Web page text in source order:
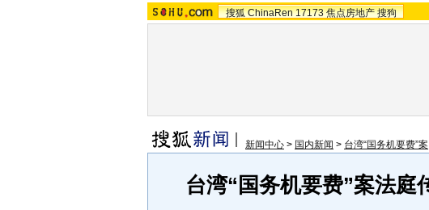
搜狐 ChinaRen 17173 焦点房地产 搜狗
新闻中心 > 国内新闻 > 台湾“国务机要费”案
台湾“国务机要费”案法庭